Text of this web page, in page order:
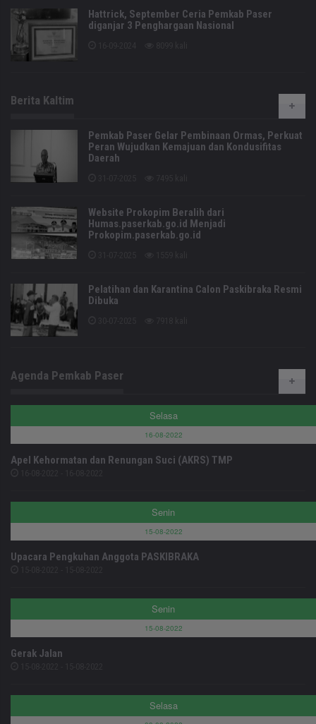
Hattrick, September Ceria Pemkab Paser
diganjar 3 Penghargaan Nasional
Berita Kaltim
Pemkab Paser Gelar Pembinaan Ormas, Perkuat
Peran Wujudkan Kemajuan dan Kondusifitas
Daerah
Website Prokopim Beralih dari
Humas.paserkab.go.id Menjadi
Prokopim.paserkab.go.id
Pelatihan dan Karantina Calon Paskibraka Resmi
Dibuka
Agenda Pemkab Paser
Selasa
16-08-2022
Apel Kehormatan dan Renungan Suci (AKRS) TMP
Senin
15-08-2022
Upacara Pengkuhan Anggota PASKIBRAKA
Senin
15-08-2022
Gerak Jalan
Selasa